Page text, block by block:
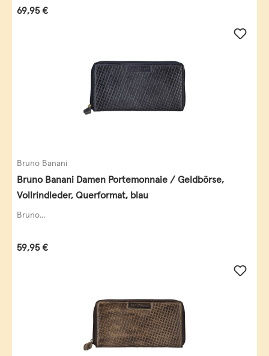
Regulärer Preis:
69,95 €
Bruno Banani
Bruno Banani Damen Portemonnaie / Geldbörse,
Vollrindleder, Querformat, blau
Bruno...
Regulärer Preis:
59,95 €